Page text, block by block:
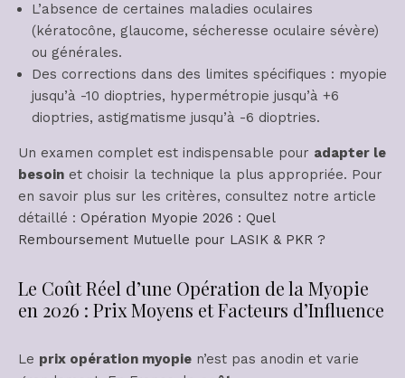
L’absence de certaines maladies oculaires
(kératocône, glaucome, sécheresse oculaire sévère)
ou générales.
Des corrections dans des limites spécifiques : myopie
jusqu’à -10 dioptries, hypermétropie jusqu’à +6
dioptries, astigmatisme jusqu’à -6 dioptries.
Un examen complet est indispensable pour adapter le
besoin et choisir la technique la plus appropriée. Pour
en savoir plus sur les critères, consultez notre article
détaillé : Opération Myopie 2026 : Quel
Remboursement Mutuelle pour LASIK & PKR ?
Le Coût Réel d’une Opération de la Myopie
en 2026 : Prix Moyens et Facteurs d’Influence
Le prix opération myopie n’est pas anodin et varie